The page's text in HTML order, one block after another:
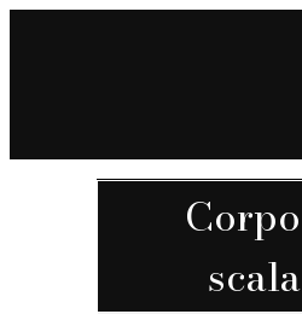
Corpo
scala